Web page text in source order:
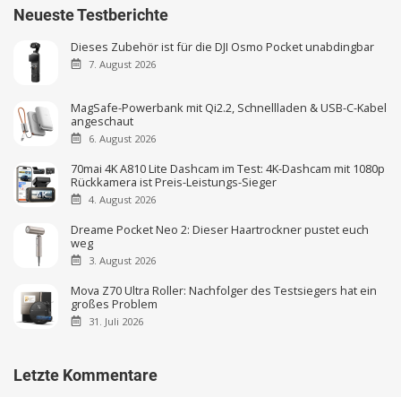
Neueste Testberichte
Dieses Zubehör ist für die DJI Osmo Pocket unabdingbar
7. August 2026
MagSafe-Powerbank mit Qi2.2, Schnellladen & USB-C-Kabel
angeschaut
6. August 2026
70mai 4K A810 Lite Dashcam im Test: 4K-Dashcam mit 1080p
Rückkamera ist Preis-Leistungs-Sieger
4. August 2026
Dreame Pocket Neo 2: Dieser Haartrockner pustet euch
weg
3. August 2026
Mova Z70 Ultra Roller: Nachfolger des Testsiegers hat ein
großes Problem
31. Juli 2026
Letzte Kommentare